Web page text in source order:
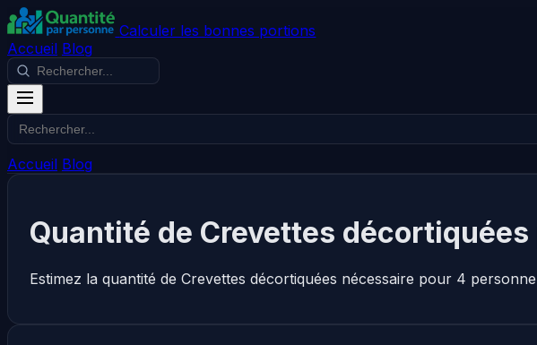
Calculer les bonnes portions
Accueil Blog
Accueil Blog
Quantité de Crevettes
Estimez la quantité de Crevettes décortiquées nécessaire pour 4